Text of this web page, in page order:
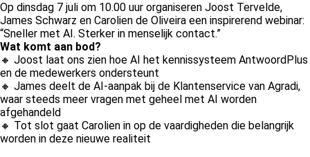
Op dinsdag 7 juli om 10.00 uur organiseren Joost Tervelde,
James Schwarz en Carolien de Oliveira een inspirerend webinar:
“Sneller met AI. Sterker in menselijk contact.”
Wat komt aan bod?
🔸 Joost laat ons zien hoe AI het kennissysteem AntwoordPlus
en de medewerkers ondersteunt
🔸 James deelt de AI-aanpak bij de Klantenservice van Agradi,
waar steeds meer vragen met geheel met AI worden
afgehandeld
🔸 Tot slot gaat Carolien in op de vaardigheden die belangrijk
worden in deze nieuwe realiteit